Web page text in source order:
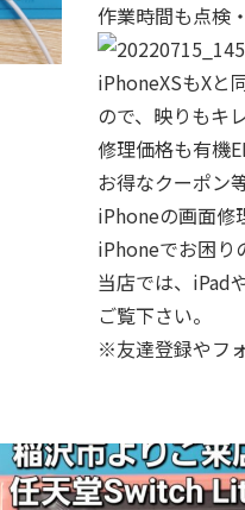
作業時間も点検
iPhoneXSもXと
ので、映りもキ
修理価格も有機
お得なクーポン
iPhoneの画面修
iPhoneでお困り
当店では、iPad
ご覧下さい。
※友達登録やフ